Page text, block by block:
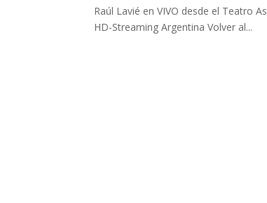
Raúl Lavié en VIVO desde el Teatro
HD-Streaming Argentina Volver al...